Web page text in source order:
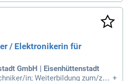
/ Elektronikerin für
GmbH | Eisenhüttenstadt
in; Weiterbildung zum/zur +